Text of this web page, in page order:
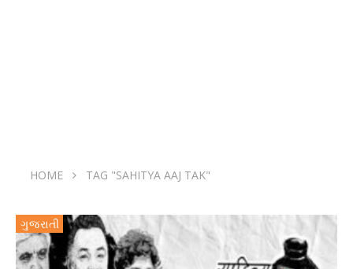
HOME TAG "SAHITYA AAJ TAK"
ગુજરાતી